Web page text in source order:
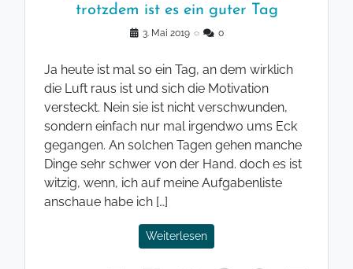
trotzdem ist es ein guter Tag
3. Mai 2019 ◌ 0
Ja heute ist mal so ein Tag, an dem wirklich
die Luft raus ist und sich die Motivation
versteckt. Nein sie ist nicht verschwunden,
sondern einfach nur mal irgendwo ums Eck
gegangen. An solchen Tagen gehen manche
Dinge sehr schwer von der Hand. doch es ist
witzig, wenn, ich auf meine Aufgabenliste
anschaue habe ich […]
Weiterlesen